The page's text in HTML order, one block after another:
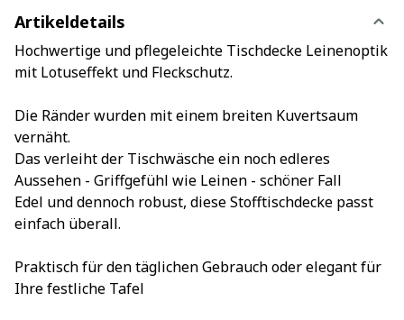
Artikeldetails
Hochwertige und pflegeleichte Tischdecke Leinenoptik
mit Lotuseffekt und Fleckschutz.
Die Ränder wurden mit einem breiten Kuvertsaum
vernäht.
Das verleiht der Tischwäsche ein noch edleres
Aussehen - Griffgefühl wie Leinen - schöner Fall
Edel und dennoch robust, diese Stofftischdecke passt
einfach überall.
Praktisch für den täglichen Gebrauch oder elegant für
Ihre festliche Tafel